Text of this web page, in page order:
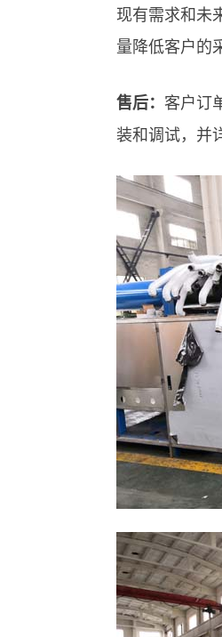
现有需求和未
量降低客户的
售后： 客户订
装和调试，并